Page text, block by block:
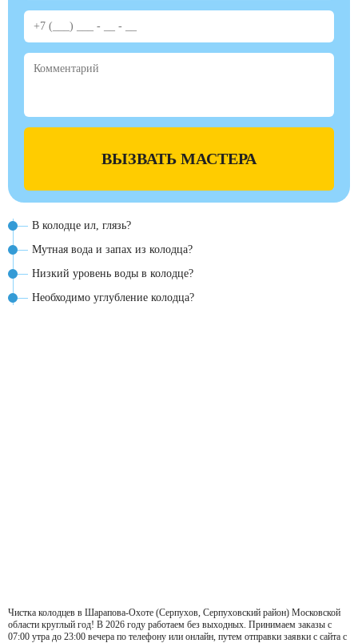
ВЫЗВАТЬ МАСТЕРА
В колодце ил, глязь?
Мутная вода и запах из колодца?
Низкий уровень воды в колодце?
Необходимо углубление колодца?
Чистка колодцев в Шарапова-Охоте (Серпухов, Серпуховский район) Московской
области круглый год! В 2026 году работаем без выходных. Принимаем заказы с
07:00 утра до 23:00 вечера по телефону или онлайн, путем отправки заявки с сайта с